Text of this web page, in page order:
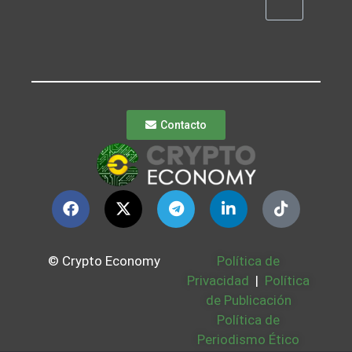
Contacto
© Crypto Economy
Política de
Privacidad | Política
de Publicación
Política de
Periodismo Ético